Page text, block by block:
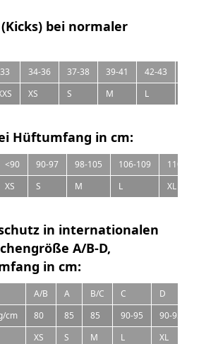
bei normaler
34-36 37-38 39-41 42-43
XS S M L
Hüftumfang in cm:
<90 90-97 98-105 106-109
110-113
XS S M L XL
in internationalen
A/B-D,
in cm:
A/B A B/C C
D
cm
80 85 85 90-95
90-95
XS S M L XL